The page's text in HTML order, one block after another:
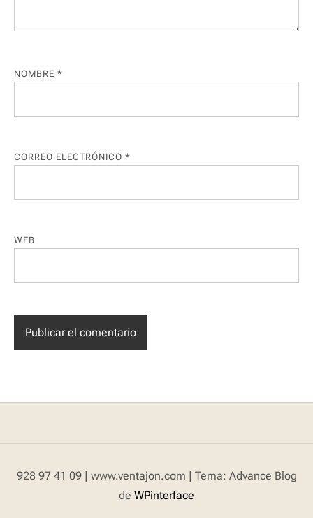
NOMBRE *
CORREO ELECTRÓNICO *
WEB
928 97 41 09 | www.ventajon.com | Tema: Advance Blog
de WPinterface